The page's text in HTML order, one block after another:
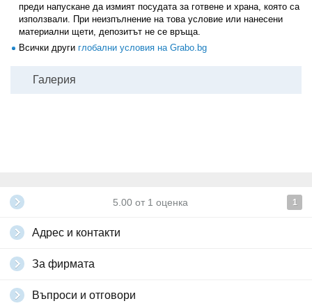
преди напускане да измият посудата за готвене и храна, която са
използвали. При неизпълнение на това условие или нанесени
материални щети, депозитът не се връща.
Всички други глобални условия на Grabo.bg
Галерия
5.00 от 1 оценка 1
Адрес и контакти
За фирмата
Въпроси и отговори